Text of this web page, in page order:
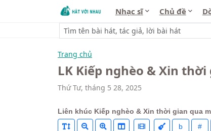
Nhạc sĩ Chủ đề
Trang chủ
LK Kiếp nghèo & Xin
Thứ Tư, tháng 5 28, 2025
Liên khúc Kiếp nghèo & Xin thời gian qua
b
#